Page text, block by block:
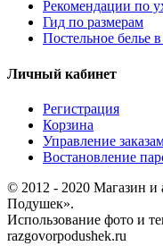
Рекомендации по
Гид по размерам
Постельное белье
Личный кабинет
Регистрация
Корзина
Управление
Востановление
© 2012 - 2020 Магазин и
Подушек».
Использование фото и
razgovorpodushek.ru